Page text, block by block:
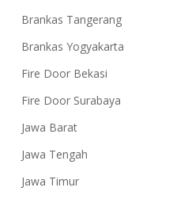
Brankas Tangerang
Brankas Yogyakarta
Fire Door Bekasi
Fire Door Surabaya
Jawa Barat
Jawa Tengah
Jawa Timur